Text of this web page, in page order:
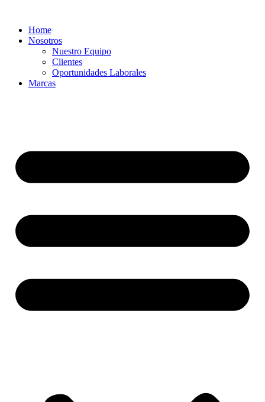
contenidoHome
Nosotros
Nuestro Equipo
Clientes
Oportunidades Laborales
Marcas